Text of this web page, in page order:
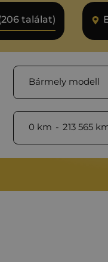
találat)
Bármely modell
0 km - 213 565